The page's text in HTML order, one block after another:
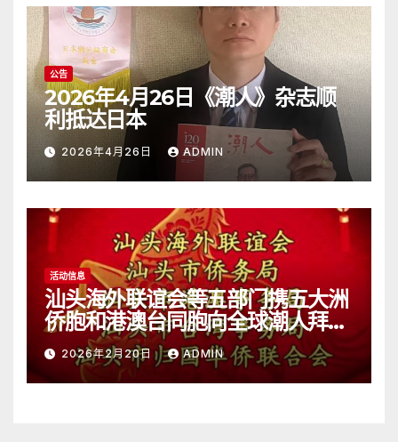
公告
2026年4月26日《潮人》杂志顺
利抵达日本
2026年4月26日 ADMIN
活动信息
汕头海外联谊会等五部门携五大洲
侨胞和港澳台同胞向全球潮人拜
年！
2026年2月20日 ADMIN